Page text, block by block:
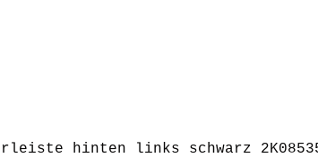
hinten links schwarz